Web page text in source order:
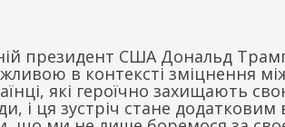
президент США Дональд
в контексті зміцнення
які героїчно захищають
і ця зустріч стане